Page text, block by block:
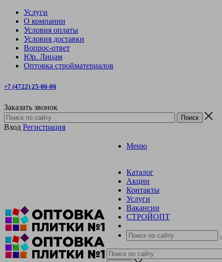
Услуги
О компании
Условия оплаты
Условия доставки
Вопрос-ответ
Юр. Лицам
Оптовка стройматериалов
+7 (4722) 25-06-06
Заказать звонок
Вход Регистрация
Меню
Каталог
Акции
Контакты
Услуги
Вакансии
СТРОЙОПТ